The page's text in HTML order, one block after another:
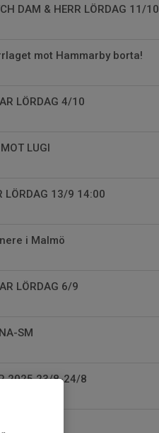
DAM & HERR LÖRDAG 11/10
mot Hammarby borta!
LÖRDAG 4/10
LUGI
LÖRDAG 13/9 14:00
i Malmö
LÖRDAG 6/9
SM
2025 23/8-24/8